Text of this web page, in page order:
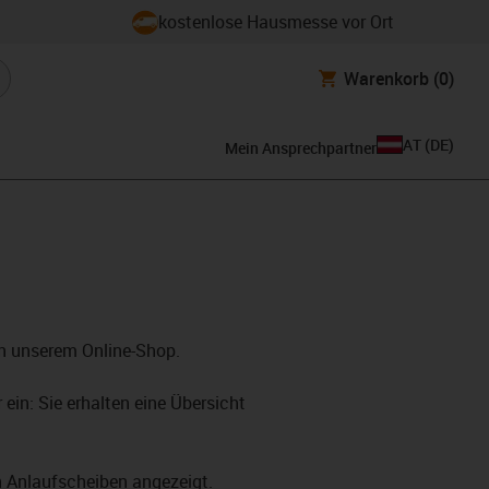
kostenlose Hausmesse vor Ort
Warenkorb (0)
Mein Ansprechpartner AT (DE)
Online-Shop.
Sie erhalten eine Übersicht
Anlaufscheiben angezeigt.